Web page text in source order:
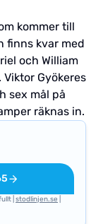
kommer till
finns kvar med
och William
Gyökeres
sex mål på
räknas in.
| stodlinjen.se